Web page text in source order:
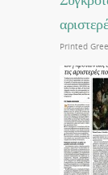
Printed